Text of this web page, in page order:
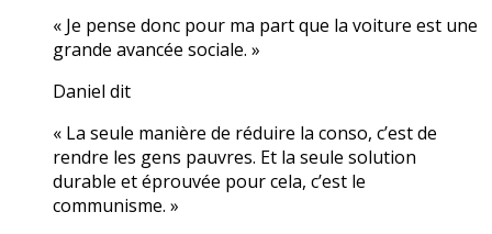
« Je pense donc pour ma part que la voiture est une
grande avancée sociale. »
Daniel dit
« La seule manière de réduire la conso, c’est de
rendre les gens pauvres. Et la seule solution
durable et éprouvée pour cela, c’est le
communisme. »